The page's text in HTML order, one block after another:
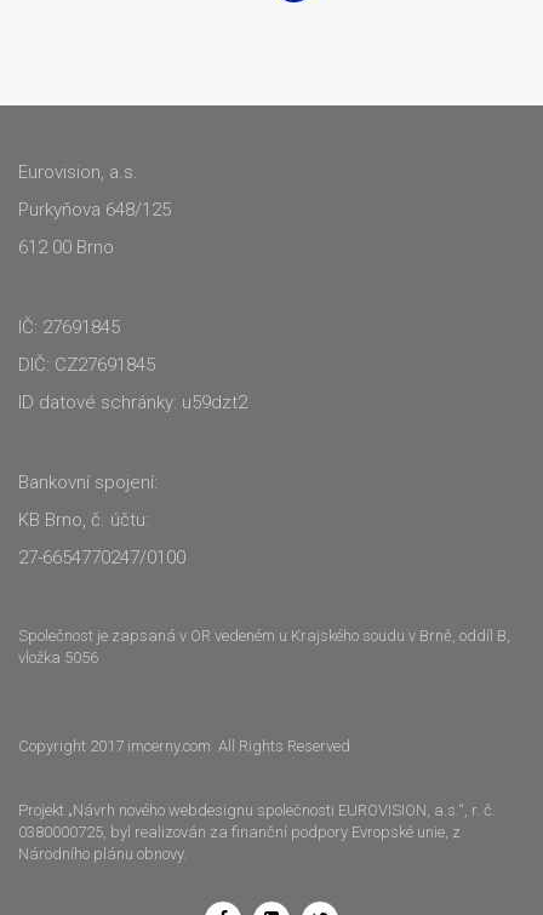
Eurovision, a.s.
Purkyňova 648/125
612 00 Brno
IČ: 27691845
DIČ: CZ27691845
ID datové schránky: u59dzt2
Bankovní spojení:
KB Brno, č. účtu:
27-6654770247/0100
Společnost je zapsaná v OR vedeném u Krajského soudu v Brně, oddíl B,
vložka 5056
Copyright 2017 imcerny.com All Rights Reserved
Projekt „Návrh nového webdesignu společnosti EUROVISION, a.s.“, r. č.
0380000725, byl realizován za finanční podpory Evropské unie, z
Národního plánu obnovy.